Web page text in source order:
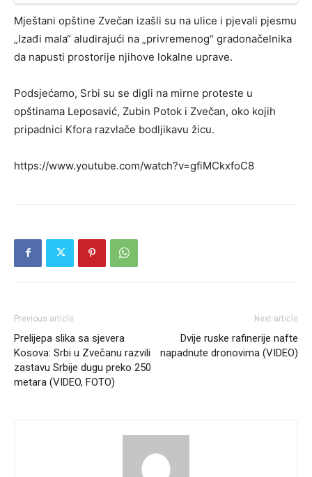
Mještani opštine Zvečan izašli su na ulice i pjevali pjesmu
„Izađi mala“ aludirajući na „privremenog“ gradonačelnika
da napusti prostorije njihove lokalne uprave.
Podsjećamo, Srbi su se digli na mirne proteste u
opštinama Leposavić, Zubin Potok i Zvečan, oko kojih
pripadnici Kfora razvlače bodljikavu žicu.
https://www.youtube.com/watch?v=gfiMCkxfoC8
Previous article
Prelijepa slika sa sjevera
Kosova: Srbi u Zvečanu razvili
zastavu Srbije dugu preko 250
metara (VIDEO, FOTO)
Next article
Dvije ruske rafinerije nafte
napadnute dronovima (VIDEO)